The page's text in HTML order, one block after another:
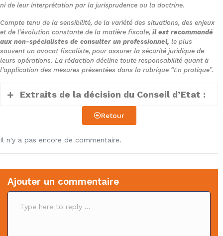
ni de leur interprétation par la jurisprudence ou la doctrine.
Compte tenu de la sensibilité, de la variété des situations, des enjeux
et de l’évolution constante de la matière fiscale, il est recommandé
aux non-spécialistes de consulter un professionnel, le plus
souvent un avocat fiscaliste, pour assurer la sécurité juridique de
leurs opérations. La rédaction décline toute responsabilité quant à
l’application des mesures présentées dans la rubrique “En pratique”.
Extraits de la décision du Conseil d’Etat :
souscription d’actions (BSA) à l’occasion
Retour
Il n'y a pas encore de commentaire.
Ajouter un commentaire
C